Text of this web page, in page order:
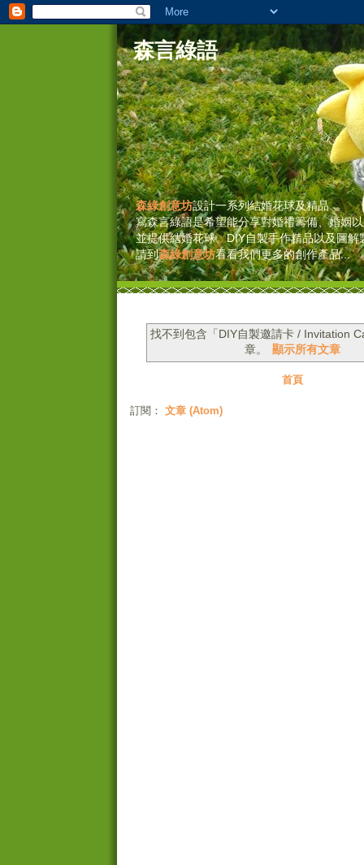
森言綠語
森綠創意坊設計一系列結婚花球及精品
寫森言綠語是希望能分享對婚禮籌備、婚姻
並提供結婚花球、DIY自製手作精品以及圖解
請到森綠創意坊看看我們更多的創作產品...
找不到包含「DIY自製邀請卡 / Invitation
章。
顯示所有文章
首頁
訂閱： 文章 (Atom)